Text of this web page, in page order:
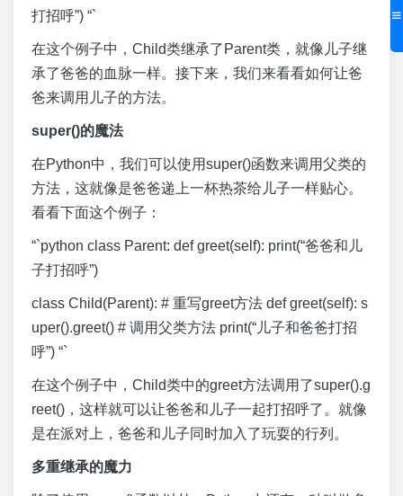
打招呼”) “`
在这个例子中，Child类继承了Parent类，就像儿子继
承了爸爸的血脉一样。接下来，我们来看看如何让爸
爸来调用儿子的方法。
super()的魔法
在Python中，我们可以使用super()函数来调用父类的
方法，这就像是爸爸递上一杯热茶给儿子一样贴心。
看看下面这个例子：
“`python class Parent: def greet(self): print(“爸爸和儿
子打招呼”)
class Child(Parent): # 重写greet方法 def greet(self): s
uper().greet() # 调用父类方法 print(“儿子和爸爸打招
呼”) “`
在这个例子中，Child类中的greet方法调用了super().g
reet()，这样就可以让爸爸和儿子一起打招呼了。就像
是在派对上，爸爸和儿子同时加入了玩耍的行列。
多重继承的魔力